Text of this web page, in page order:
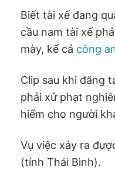
Biết tài xế đang
cầu nam tài xế
mày, kể cả công
Clip sau khi đăng
phải xử phạt
hiểm cho người
Vụ việc xảy ra
(tỉnh Thái Bình).